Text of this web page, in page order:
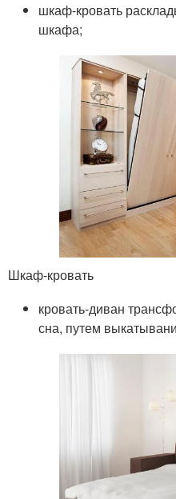
шкаф-кровать
шкафа;
Шкаф-кровать
кровать-диван
сна, путем